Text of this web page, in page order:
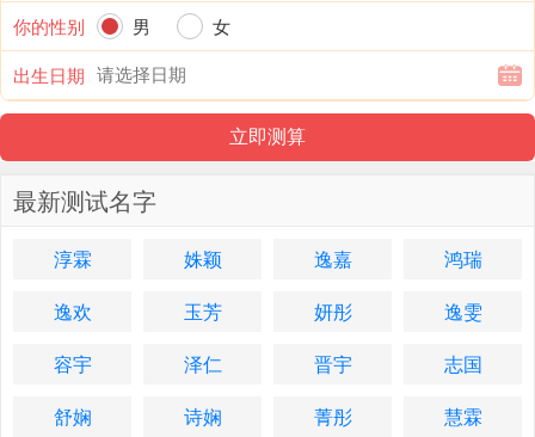
你的性别
男
女
出生日期
最新测试名字
淳霖 姝颖 逸嘉
鸿瑞
逸欢
玉芳 妍彤
逸雯
容宇
泽仁 晋宇
志国
舒娴
诗娴 菁彤
慧霖